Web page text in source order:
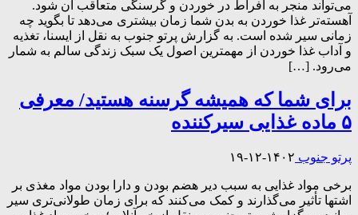
می‌تواند منجر به افراط در خوردن و گرسنگی متعاقب آن شود.
آهسته‌تر غذا خوردن به بدن شما زمان بیشتری می‌دهد تا بگوید چه
زمانی سیر شده است. به گزارش پرتو جنوب به نقل از ایسنا، تغذیه
و آداب غذا خوردن از مهمترین اصول یک سبک زندگی سالم به شمار
می‌رود. […]
برای شما که همیشه گرسنه هستید/ معرفی
۵ ماده غذایی سیرکننده
پرتو جنوب ۱۴۰۲-۱۲-۱۹
برخی مواد غذایی به سبب دیر هضم بودن و دارا بودن مواد مغذی بر
اشتها تأثیر می‌گذارند و کمک می‌کنند که برای زمان طولانی‌تری سیر